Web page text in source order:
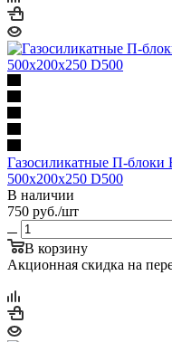
Газосиликатные П-блоки
500х200х250 D500
В наличии
750 руб./шт
В корзину
Акционная скидка на